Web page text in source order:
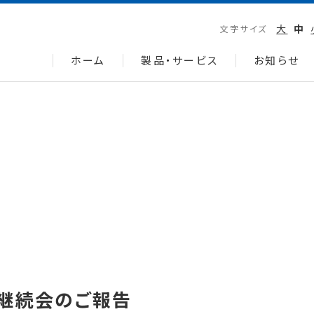
文字サイズ 大 中
ホーム 製品・サービス お知らせ
続会のご報告